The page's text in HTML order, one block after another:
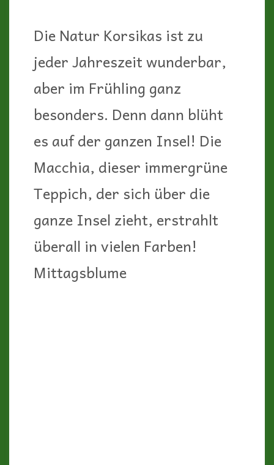
ganze Insel zieht, erstrahlt
überall in vielen Farben!
Mittagsblume
Immortelle
Ginster